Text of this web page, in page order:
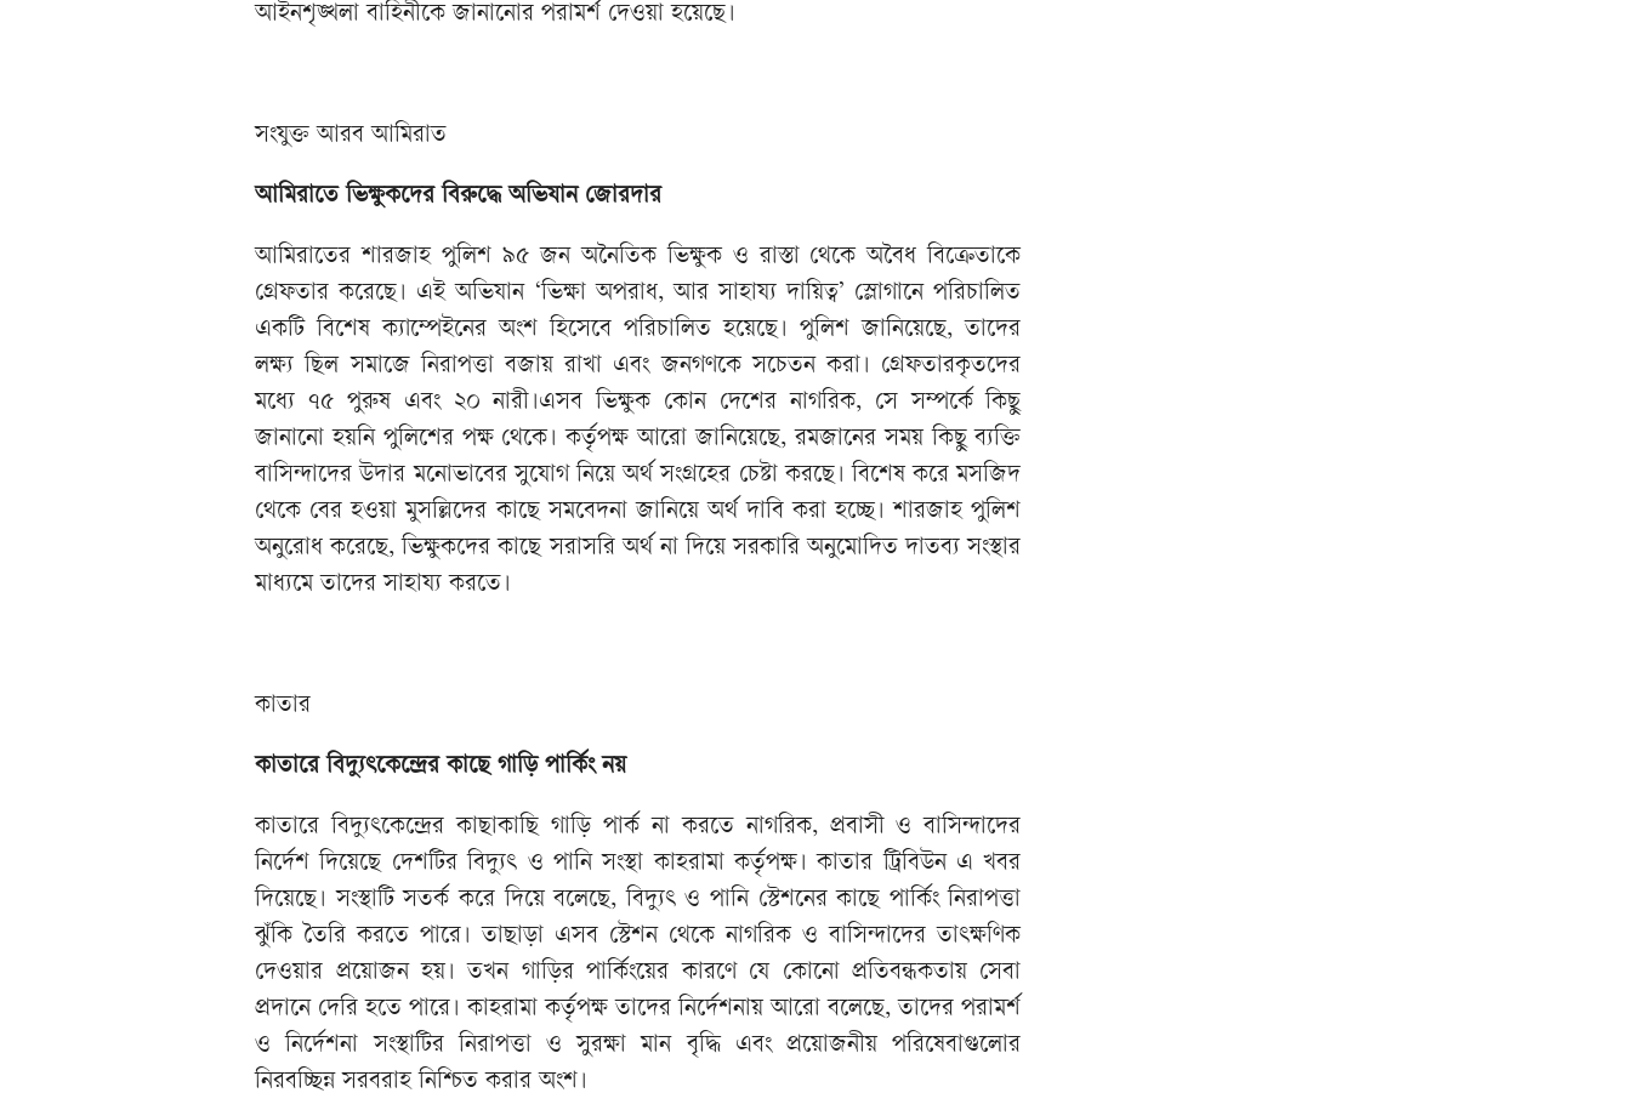
আইনশৃঙ্খলা বাহিনীকে জানানোর পরামর্শ দেওয়া হয়েছে।
সংযুক্ত আরব আমিরাত
আমিরাতে ভিক্ষুকদের বিরুদ্ধে অভিযান জোরদার
আমিরাতের শারজাহ পুলিশ ৯৫ জন অনৈতিক ভিক্ষুক ও রাস্তা থেকে অবৈধ বিক্রেতাকে
গ্রেফতার করেছে। এই অভিযান ‘ভিক্ষা অপরাধ, আর সাহায্য দায়িত্ব’ স্লোগানে পরিচালিত
একটি বিশেষ ক্যাম্পেইনের অংশ হিসেবে পরিচালিত হয়েছে। পুলিশ জানিয়েছে, তাদের
লক্ষ্য ছিল সমাজে নিরাপত্তা বজায় রাখা এবং জনগণকে সচেতন করা। গ্রেফতারকৃতদের
মধ্যে ৭৫ পুরুষ এবং ২০ নারী।এসব ভিক্ষুক কোন দেশের নাগরিক, সে সম্পর্কে কিছু
জানানো হয়নি পুলিশের পক্ষ থেকে। কর্তৃপক্ষ আরো জানিয়েছে, রমজানের সময় কিছু ব্যক্তি
বাসিন্দাদের উদার মনোভাবের সুযোগ নিয়ে অর্থ সংগ্রহের চেষ্টা করছে। বিশেষ করে মসজিদ
থেকে বের হওয়া মুসল্লিদের কাছে সমবেদনা জানিয়ে অর্থ দাবি করা হচ্ছে। শারজাহ পুলিশ
অনুরোধ করেছে, ভিক্ষুকদের কাছে সরাসরি অর্থ না দিয়ে সরকারি অনুমোদিত দাতব্য সংস্থার
মাধ্যমে তাদের সাহায্য করতে।
কাতার
কাতারে বিদ্যুৎকেন্দ্রের কাছে গাড়ি পার্কিং নয়
কাতারে বিদ্যুৎকেন্দ্রের কাছাকাছি গাড়ি পার্ক না করতে নাগরিক, প্রবাসী ও বাসিন্দাদের
নির্দেশ দিয়েছে দেশটির বিদ্যুৎ ও পানি সংস্থা কাহরামা কর্তৃপক্ষ। কাতার ট্রিবিউন এ খবর
দিয়েছে। সংস্থাটি সতর্ক করে দিয়ে বলেছে, বিদ্যুৎ ও পানি স্টেশনের কাছে পার্কিং নিরাপত্তা
ঝুঁকি তৈরি করতে পারে। তাছাড়া এসব স্টেশন থেকে নাগরিক ও বাসিন্দাদের তাৎক্ষণিক
দেওয়ার প্রয়োজন হয়। তখন গাড়ির পার্কিংয়ের কারণে যে কোনো প্রতিবন্ধকতায় সেবা
প্রদানে দেরি হতে পারে। কাহরামা কর্তৃপক্ষ তাদের নির্দেশনায় আরো বলেছে, তাদের পরামর্শ
ও নির্দেশনা সংস্থাটির নিরাপত্তা ও সুরক্ষা মান বৃদ্ধি এবং প্রয়োজনীয় পরিষেবাগুলোর
নিরবচ্ছিন্ন সরবরাহ নিশ্চিত করার অংশ।